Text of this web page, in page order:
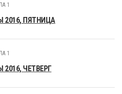
1
2016, ПЯТНИЦА
1
2016, ЧЕТВЕРГ